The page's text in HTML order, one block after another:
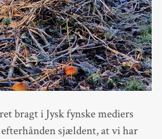
bragt i Jysk fynske mediers
sjældent, at vi har